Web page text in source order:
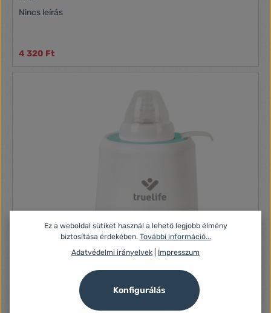
Nincs leírás
4 320 Ft
Ez a weboldal sütiket használ a lehető legjobb élmény
biztosítása érdekében. További információ...
Adatvédelmi irányelvek
Impresszum
Konfigurálás